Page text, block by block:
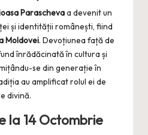
Paraschevaa devenit un
și identității românești, fiind
Moldovei. Devoțiunea față de
înrădăcinată în cultura și
se din generație în
au amplificat rolul ei de
divină.
la 14 Octombrie